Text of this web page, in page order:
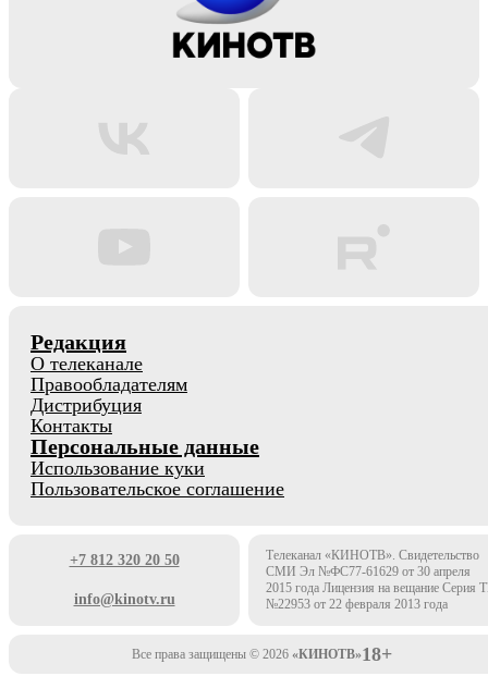
Редакция
О телеканале
Правообладателям
Дистрибуция
Контакты
Персональные данные
Использование куки
Пользовательское соглашение
+7 812 320 20 50
info@kinotv.ru
Телеканал «КИНОТВ». Свидетельство
СМИ Эл №ФС77-61629 от 30 апреля
2015 года Лицензия на вещание Серия
№22953 от 22 февраля 2013 года
Все права защищены © 2026 «КИНОТВ»18+